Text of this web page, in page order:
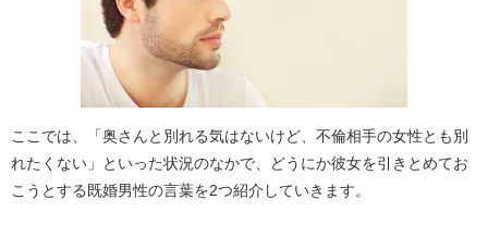
ここでは、「奥さんと別れる気はないけど、不倫相手の女性とも別
れたくない」といった状況のなかで、どうにか彼女を引きとめてお
こうとする既婚男性の言葉を2つ紹介していきます。